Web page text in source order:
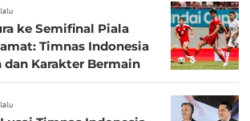
ke Semifinal Piala
Timnas Indonesia
dan Karakter Bermain